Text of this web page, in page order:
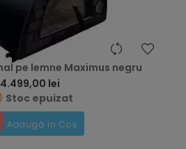
pe lemne Maximus negru
4.499,00 lei
Stoc epuizat
Adaugă în Coș